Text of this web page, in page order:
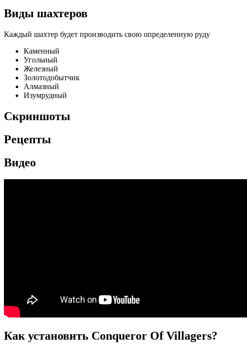
Виды шахтеров
Каждый шахтер будет производить свою определенную руду
Каменный
Угольный
Железный
Золотодобытчик
Алмазный
Изумрудный
Скриншоты
Рецепты
Видео
Как установить Conqueror Of Villagers?